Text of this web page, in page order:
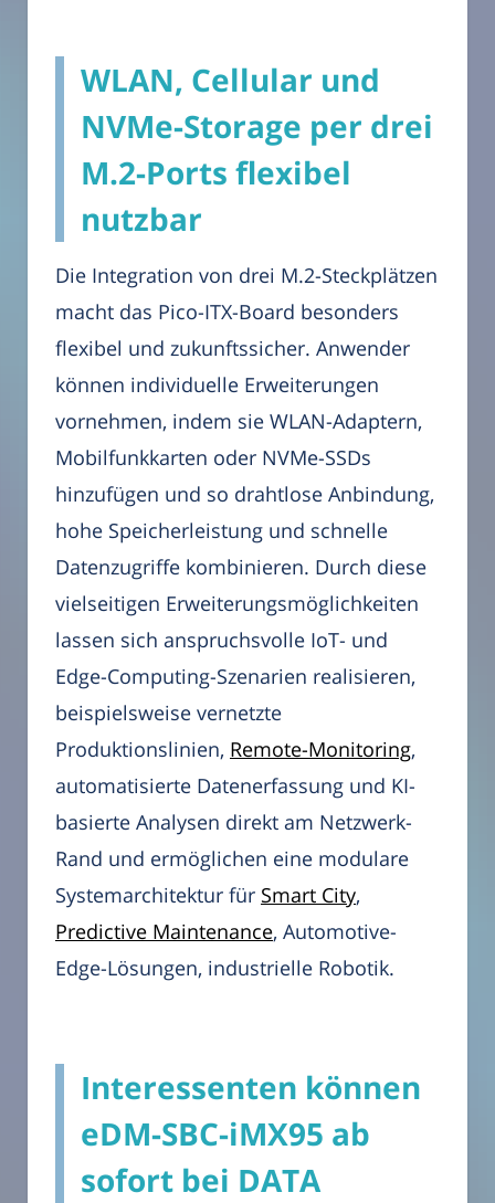
WLAN, Cellular und
NVMe-Storage per drei
M.2-Ports flexibel
nutzbar
Die Integration von drei M.2-Steckplätzen
macht das Pico-ITX-Board besonders
flexibel und zukunftssicher. Anwender
können individuelle Erweiterungen
vornehmen, indem sie WLAN-Adaptern,
Mobilfunkkarten oder NVMe-SSDs
hinzufügen und so drahtlose Anbindung,
hohe Speicherleistung und schnelle
Datenzugriffe kombinieren. Durch diese
vielseitigen Erweiterungsmöglichkeiten
lassen sich anspruchsvolle IoT- und
Edge-Computing-Szenarien realisieren,
beispielsweise vernetzte
Produktionslinien, Remote-Monitoring,
automatisierte Datenerfassung und KI-
basierte Analysen direkt am Netzwerk-
Rand und ermöglichen eine modulare
Systemarchitektur für Smart City,
Predictive Maintenance, Automotive-
Edge-Lösungen, industrielle Robotik.
Interessenten können
eDM-SBC-iMX95 ab
sofort bei DATA